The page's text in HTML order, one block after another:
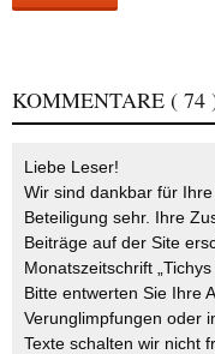
KOMMENTARE ( 74
Liebe Leser!
Wir sind dankbar für
Beteiligung sehr. Ihre
Beiträge auf der Site
Monatszeitschrift „Tichys
Bitte entwerten Sie Ihre
Verunglimpfungen oder
Texte schalten wir nicht